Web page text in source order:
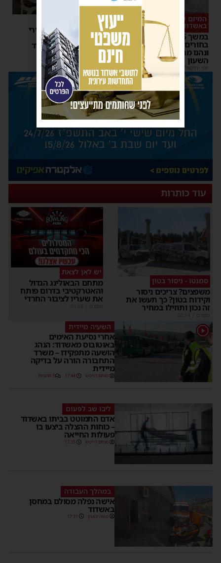
המיזם שהפך לשיחת היום
באשדוד
במשך 15 שעות: אלפי
בחורים גדשו את 'השטעטל'
ונהנו מרצף חוויות סביב
השעון
יוסי יחזקאלי
סכסוך כנופיות
ניסיון חיסול באשדוד: ירי
לעבר עבריין מוכר –
המשטרה פתחה במצוד
מנחם דויטש |
06:54 | 1 תגובות
עוד כותרות
סמנטו - ניסור בטון
משפצים? צריכים ניסור
וקידוח בטון? כך תעשו את
זה נכון ותוזילו במחיר
מקודם
יש לאן לצאת
מתחם הבאולינג הגדול
והאטרקטיבי בדרום פותח
את שעריו לציבור החרדי
מקודם
1 השעיה מיידית
אחרי נסיעת האימים
באוטובוס מאשדוד: הנהג
הושעה מתפקידו – משרד
התחבורה הורה על בדיקה
מיידית
מנחם דויטש 17:44 3 תגובות
ליבו שב לפעום
אדם התמוטט בביתו באשדוד
– כוחות ההצלה ביצעו בו
פעולות החייאה
מנחם דויטש 17:35
במהלך העבודה
אישה נפלה מסולם במחסן
באשדוד
משה קאהן 17:31
פרסומת